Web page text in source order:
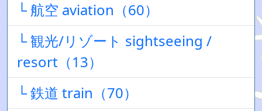
└ 航空 aviation（60）
└ 観光/リゾート sightseeing /
resort（13）
└ 鉄道 train（70）